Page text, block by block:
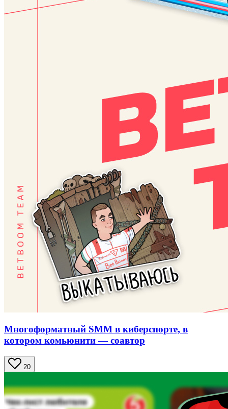
Многоформатный SMM в киберспорте, в
котором комьюнити — соавтор
20